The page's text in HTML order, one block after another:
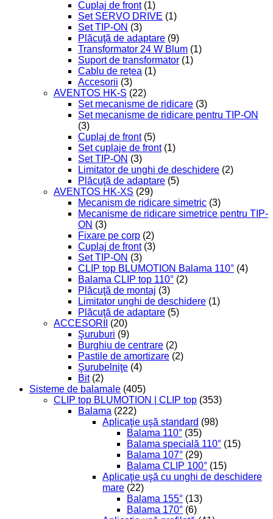
Cuplaj de front (1)
Set SERVO DRIVE (1)
Set TIP-ON (3)
Plăcuţă de adaptare (9)
Transformator 24 W Blum (1)
Suport de transformator (1)
Cablu de rețea (1)
Accesorii (3)
AVENTOS HK-S (22)
Set mecanisme de ridicare (3)
Set mecanisme de ridicare pentru TIP-ON
(3)
Cuplaj de front (5)
Set cuplaje de front (1)
Set TIP-ON (3)
Limitator de unghi de deschidere (2)
Plăcuţă de adaptare (5)
AVENTOS HK-XS (29)
Mecanism de ridicare simetric (3)
Mecanisme de ridicare simetrice pentru TIP-
ON (3)
Fixare pe corp (2)
Cuplaj de front (3)
Set TIP-ON (3)
CLIP top BLUMOTION Balama 110° (4)
Balama CLIP top 110° (2)
Plăcuţă de montaj (3)
Limitator unghi de deschidere (1)
Plăcuţă de adaptare (5)
ACCESORII
(20)
Şuruburi (9)
Burghiu de centrare (2)
Pastile de amortizare (2)
Şurubelniţe (4)
Bit (2)
Sisteme de balamale (405)
CLIP top BLUMOTION | CLIP top (353)
Balama (222)
Aplicaţie uşă standard (98)
Balama 110° (35)
Balama specială 110° (15)
Balama 107° (29)
Balama CLIP 100° (15)
Aplicaţie uşă cu unghi de deschidere
mare (22)
Balama 155° (13)
Balama 170° (6)